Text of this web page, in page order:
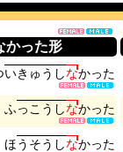
かった形
いき ゅ う しなかった
ふっ こ う しなかった
ほう そう しなかった